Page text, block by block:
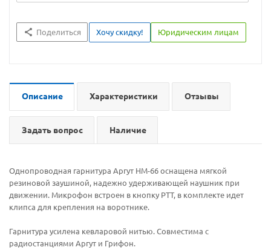
Поделиться Хочу скидку! Юридическим лицам
Описание Характеристики Отзывы
Задать вопрос Наличие
Однопроводная гарнитура Аргут HM-66 оснащена мягкой
резиновой заушиной, надежно удерживающей наушник при
движении. Микрофон встроен в кнопку PTT, в комплекте идет
клипса для крепления на воротнике.
Гарнитура усилена кевларовой нитью. Совместима с
радиостанциями Аргут и Грифон.